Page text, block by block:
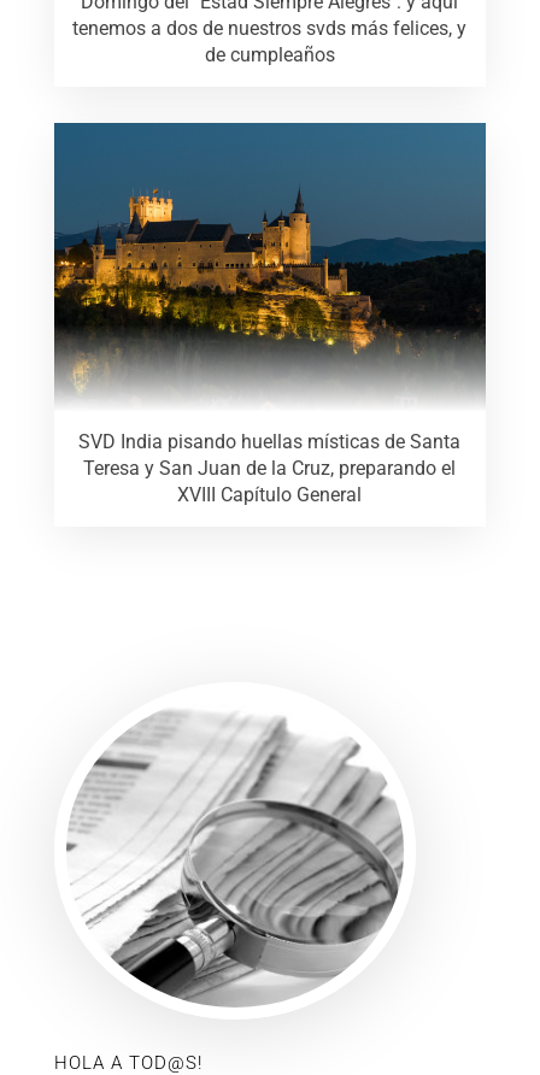
tenemos a dos de nuestros svds más felices, y
de cumpleaños
SVD India pisando huellas místicas de Santa
Teresa y San Juan de la Cruz, preparando el
XVIII Capítulo General
HOLA A TOD@S!